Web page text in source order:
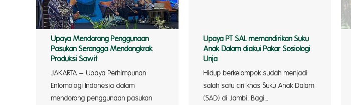
Upaya Mendorong Penggunaan
Pasukan Serangga Mendongkrak
Produksi Sawit
JAKARTA – Upaya Perhimpunan
Entomologi Indonesia dalam
mendorong penggunaan pasukan
Upaya PT SAL memandirikan Suku
Anak Dalam diakui Pakar Sosiologi
Unja
Hidup berkelompok sudah menjadi
salah satu ciri khas Suku Anak Dalam
(SAD) di Jambi. Bagi…